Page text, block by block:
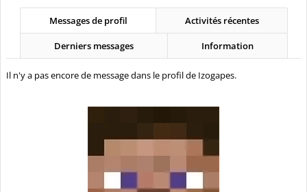
Messages de profil Activités récentes
Derniers messages Information
Il n'y a pas encore de message dans le profil de Izogapes.